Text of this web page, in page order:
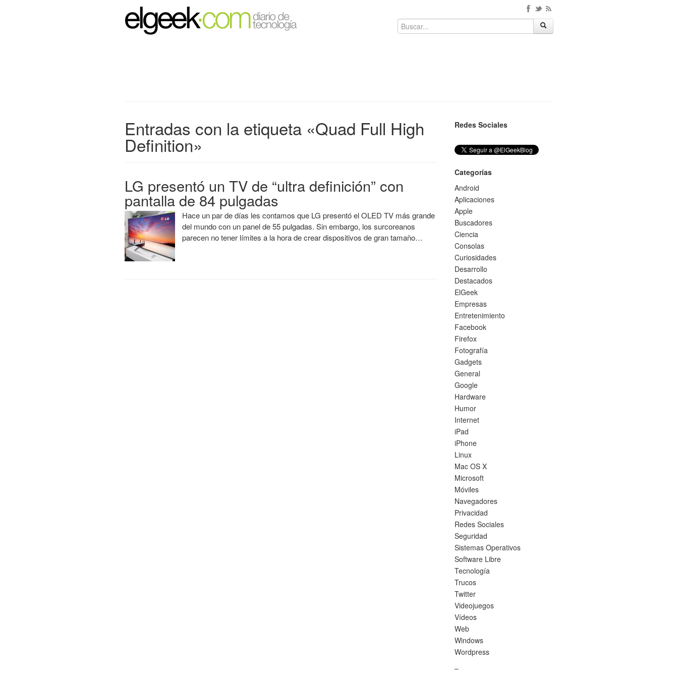
Entradas con la etiqueta «Quad Full High
Definition»
LG presentó un TV de “ultra definición” con
pantalla de 84 pulgadas
Hace un par de días les contamos que LG presentó el OLED TV más grande
del mundo con un panel de 55 pulgadas. Sin embargo, los surcoreanos
parecen no tener límites a la hora de crear dispositivos de gran tamaño…
Redes Sociales
Categorías
Android
Aplicaciones
Apple
Buscadores
Ciencia
Consolas
Curiosidades
Desarrollo
Destacados
ElGeek
Empresas
Entretenimiento
Facebook
Firefox
Fotografía
Gadgets
General
Google
Hardware
Humor
Internet
iPad
iPhone
Linux
Mac OS X
Microsoft
Móviles
Navegadores
Privacidad
Redes Sociales
Seguridad
Sistemas Operativos
Software Libre
Tecnología
Trucos
Twitter
Videojuegos
Vídeos
Web
Windows
Wordpress
–